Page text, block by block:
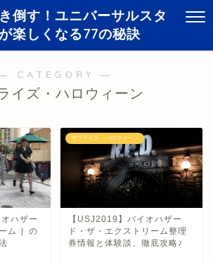
倒す！ユニバーサルスタ
楽しくなる77の秘訣
CATEGORY ―
イズ・ハロウィーン
ハザー
ム ］の
サプライズ・ハロウィーン
【USJ2019】バイオハザー
ド・ザ・エクストリーム整理
券情報と体験談、徹底攻略♪